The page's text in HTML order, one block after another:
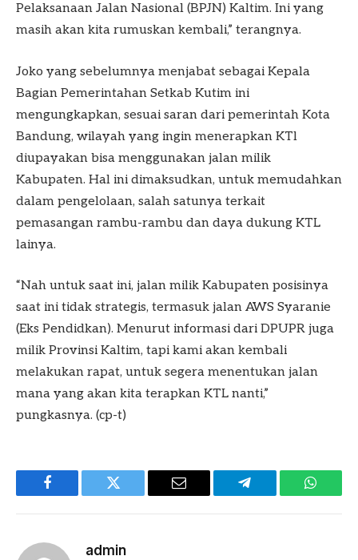
Pelaksanaan Jalan Nasional (BPJN) Kaltim. Ini yang
masih akan kita rumuskan kembali,” terangnya.
Joko yang sebelumnya menjabat sebagai Kepala
Bagian Pemerintahan Setkab Kutim ini
mengungkapkan, sesuai saran dari pemerintah Kota
Bandung, wilayah yang ingin menerapkan KTl
diupayakan bisa menggunakan jalan milik
Kabupaten. Hal ini dimaksudkan, untuk memudahkan
dalam pengelolaan, salah satunya terkait
pemasangan rambu-rambu dan daya dukung KTL
lainya.
“Nah untuk saat ini, jalan milik Kabupaten posisinya
saat ini tidak strategis, termasuk jalan AWS Syaranie
(Eks Pendidkan). Menurut informasi dari DPUPR juga
milik Provinsi Kaltim, tapi kami akan kembali
melakukan rapat, untuk segera menentukan jalan
mana yang akan kita terapkan KTL nanti,”
pungkasnya. (cp-t)
Facebook Twitter Email Telegram
admin